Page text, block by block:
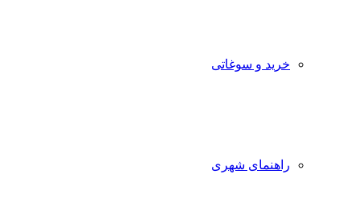
خرید و سوغاتی
راهنمای شهری